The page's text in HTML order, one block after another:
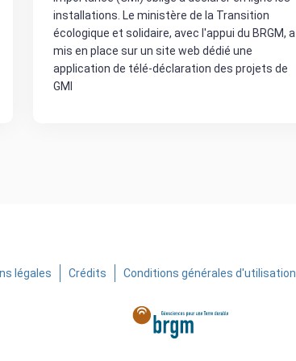
installations. Le ministère de la Transition
écologique et solidaire, avec l'appui du BRGM, a
mis en place sur un site web dédié une
application de télé-déclaration des projets de
GMI
légales Crédits Conditions générales d'utilisation